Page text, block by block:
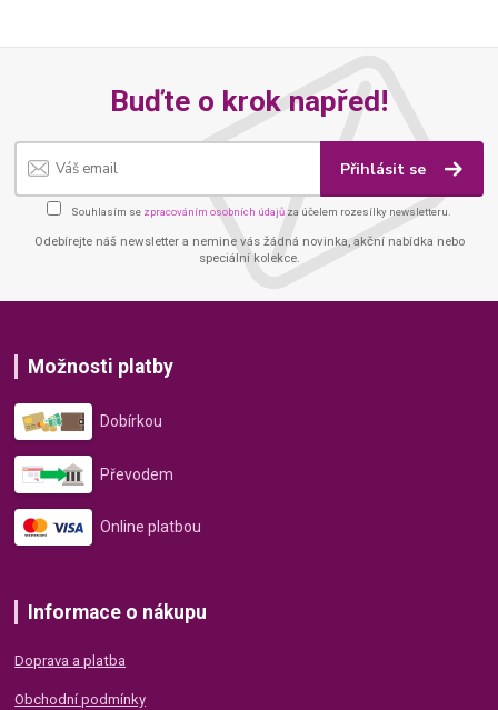
Buďte o krok napřed!
Přihlásit se
Souhlasím se zpracováním osobních údajů za účelem rozesílky newsletteru.
Odebírejte náš newsletter a nemine vás žádná novinka, akční nabídka nebo
speciální kolekce.
Možnosti platby
Dobírkou
Převodem
Online platbou
Informace o nákupu
Doprava a platba
Obchodní podmínky